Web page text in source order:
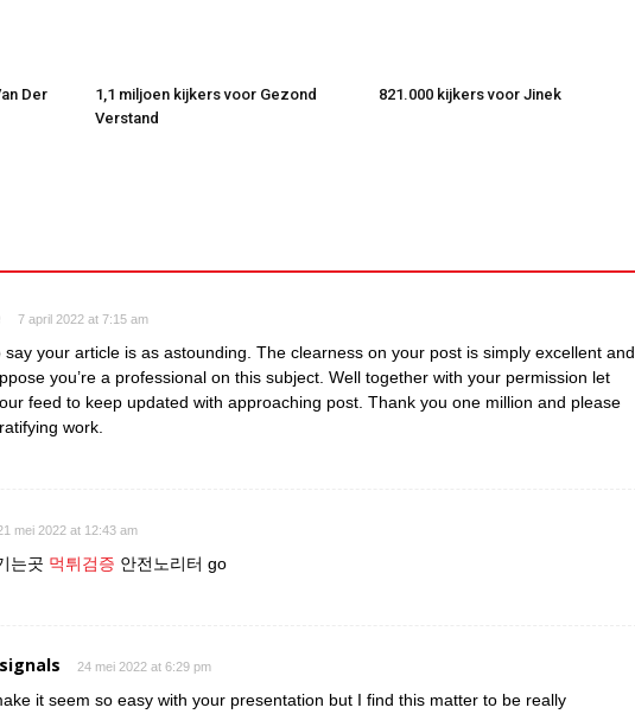
Der
1,1 miljoen kijkers voor Gezond
Verstand
821.000 kijkers voor Jinek
7 april 2022 at 7:15 am
say your article is as astounding. The clearness on your post is simply excellent and
you’re a professional on this subject. Well together with your permission let
feed to keep updated with approaching post. Thank you one million and please
work.
mei 2022 at 12:43 am
는곳 먹튀검증 안전노리터 go
24 mei 2022 at 6:29 pm
it seem so easy with your presentation but I find this matter to be really